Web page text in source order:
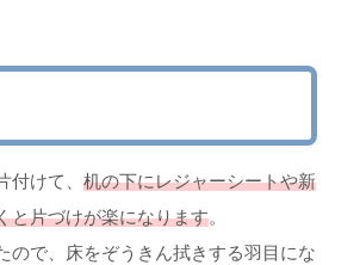
付けて、 机の下にレジャーシートや新
と片づけが楽になります。
ので、床をぞうきん拭きする羽目にな